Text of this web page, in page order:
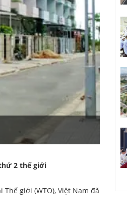
2 thế giới
giới (WTO), Việt Nam đã